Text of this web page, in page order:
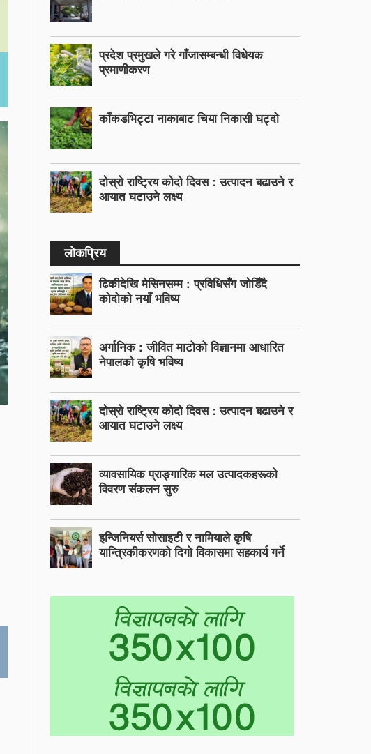
प्रदेश प्रमुखले गरे गाँजासम्बन्धी विधेयक
प्रमाणीकरण
काँकडभिट्टा नाकाबाट चिया निकासी घट्दो
दोस्रो राष्ट्रिय कोदो दिवस : उत्पादन बढाउने र
आयात घटाउने लक्ष्य
लोकप्रिय
ढिकीदेखि मेसिनसम्म : प्रविधिसँग जोडिँदै
कोदोको नयाँ भविष्य
अर्गानिक : जीवित माटोको विज्ञानमा आधारित
नेपालको कृषि भविष्य
दोस्रो राष्ट्रिय कोदो दिवस : उत्पादन बढाउने र
आयात घटाउने लक्ष्य
व्यावसायिक प्राङ्गारिक मल उत्पादकहरूको
विवरण संकलन सुरु
इन्जिनियर्स सोसाइटी र नामियाले कृषि
यान्त्रिकीकरणको दिगो विकासमा सहकार्य गर्ने